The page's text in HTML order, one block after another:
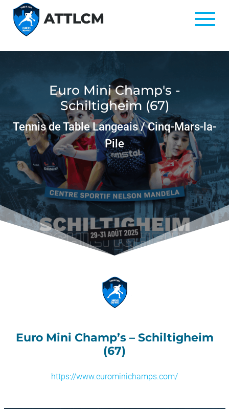
Euro Mini Champ's -
Schiltigheim (67)
Tennis de Table Langeais / Cinq-Mars-la-
Pile
Euro Mini Champ’s – Schiltigheim
(67)
https://www.eurominichamps.com/